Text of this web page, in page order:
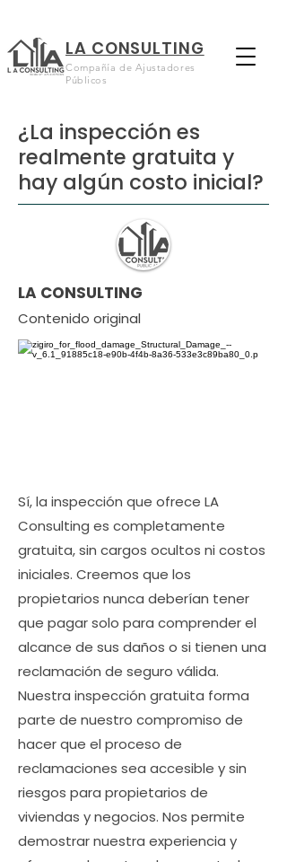
LA CONSULTING
Compañía de Ajustadores
Públicos
¿La inspección es
realmente gratuita y
hay algún costo inicial?
LA CONSULTING
Contenido original
Sí, la inspección que ofrece LA
Consulting es completamente
gratuita, sin cargos ocultos ni costos
iniciales. Creemos que los
propietarios nunca deberían tener
que pagar solo para comprender el
alcance de sus daños o si tienen una
reclamación de seguro válida.
Nuestra inspección gratuita forma
parte de nuestro compromiso de
hacer que el proceso de
reclamaciones sea accesible y sin
riesgos para propietarios de
viviendas y negocios. Nos permite
demostrar nuestra experiencia y